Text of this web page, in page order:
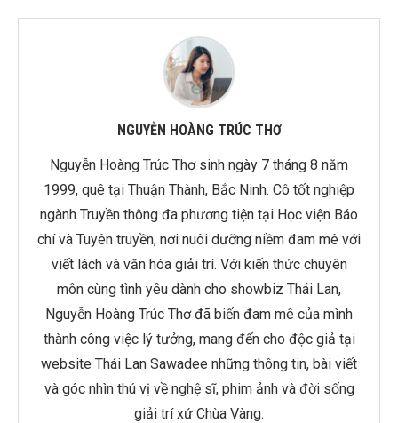
NGUYỄN HOÀNG TRÚC THƠ
Nguyễn Hoàng Trúc Thơ sinh ngày 7 tháng 8 năm
1999, quê tại Thuận Thành, Bắc Ninh. Cô tốt nghiệp
ngành Truyền thông đa phương tiện tại Học viện Báo
chí và Tuyên truyền, nơi nuôi dưỡng niềm đam mê với
viết lách và văn hóa giải trí. Với kiến thức chuyên
môn cùng tình yêu dành cho showbiz Thái Lan,
Nguyễn Hoàng Trúc Thơ đã biến đam mê của mình
thành công việc lý tưởng, mang đến cho độc giả tại
website Thái Lan Sawadee những thông tin, bài viết
và góc nhìn thú vị về nghệ sĩ, phim ảnh và đời sống
giải trí xứ Chùa Vàng.